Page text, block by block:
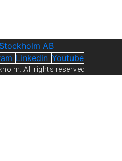
Linkedin Youtube
All rights reserved